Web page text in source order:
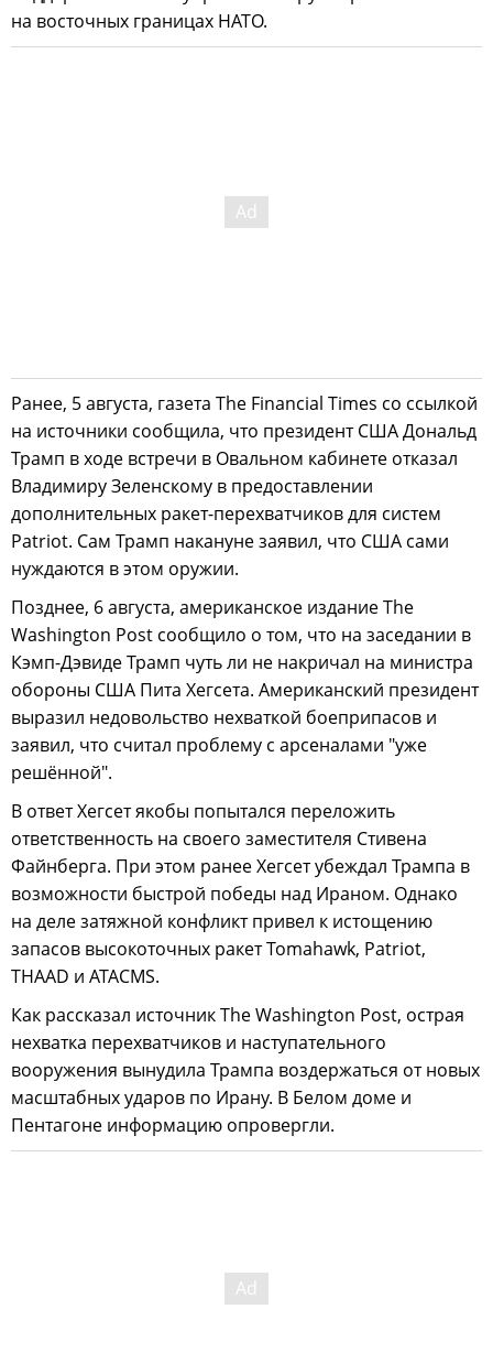
на восточных границах НАТО.
Ранее, 5 августа, газета The Financial Times со ссылкой
на источники сообщила, что президент США Дональд
Трамп в ходе встречи в Овальном кабинете отказал
Владимиру Зеленскому в предоставлении
дополнительных ракет-перехватчиков для систем
Patriot. Сам Трамп накануне заявил, что США сами
нуждаются в этом оружии.
Позднее, 6 августа, американское издание The
Washington Post сообщило о том, что на заседании в
Кэмп-Дэвиде Трамп чуть ли не накричал на министра
обороны США Пита Хегсета. Американский президент
выразил недовольство нехваткой боеприпасов и
заявил, что считал проблему с арсеналами "уже
решённой".
В ответ Хегсет якобы попытался переложить
ответственность на своего заместителя Стивена
Файнберга. При этом ранее Хегсет убеждал Трампа в
возможности быстрой победы над Ираном. Однако
на деле затяжной конфликт привел к истощению
запасов высокоточных ракет Tomahawk, Patriot,
THAAD и ATACMS.
Как рассказал источник The Washington Post, острая
нехватка перехватчиков и наступательного
вооружения вынудила Трампа воздержаться от новых
масштабных ударов по Ирану. В Белом доме и
Пентагоне информацию опровергли.